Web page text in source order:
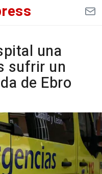
una
sufrir un
de Ebro